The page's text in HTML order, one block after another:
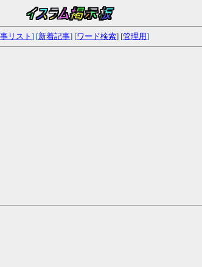
リスト ] [新着記事] [ワード検索] [管理用]